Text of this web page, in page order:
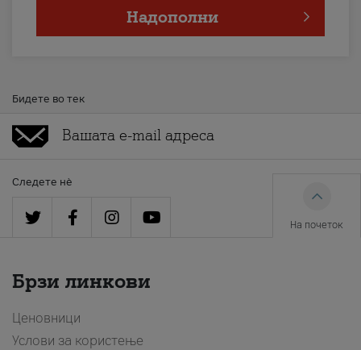
Надополни
Бидете во тек
Следете нè
На почеток
Брзи линкови
Ценовници
Услови за користење